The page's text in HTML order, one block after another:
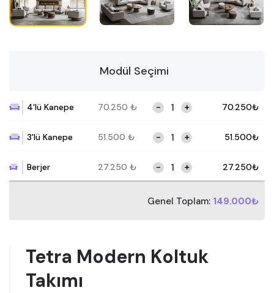
Modül Seçimi
4'lü Kanepe 70.250 ₺ - + 70.250₺
3'lü Kanepe 51.500 ₺ - + 51.500₺
Berjer 27.250 ₺ - + 27.250₺
Genel Toplam: 149.000₺
Tetra Modern Koltuk
Takımı